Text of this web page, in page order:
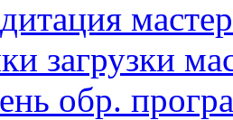
загрузки
обр.